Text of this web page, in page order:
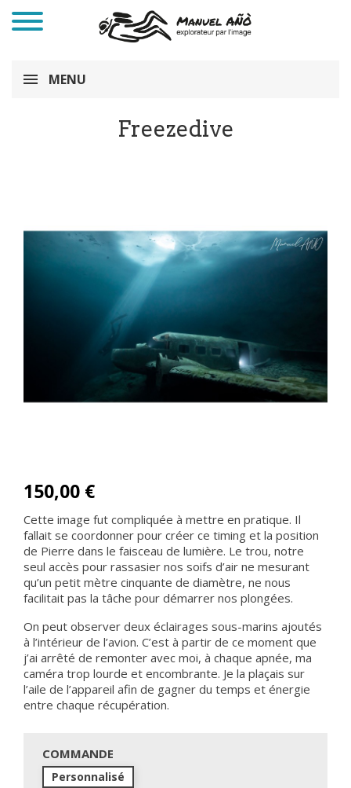
MENU
Freezedive
150,00 €
Cette image fut compliquée à mettre en pratique. Il
fallait se coordonner pour créer ce timing et la position
de Pierre dans le faisceau de lumière. Le trou, notre
seul accès pour rassasier nos soifs d’air ne mesurant
qu’un petit mètre cinquante de diamètre, ne nous
facilitait pas la tâche pour démarrer nos plongées.
On peut observer deux éclairages sous-marins ajoutés
à l’intérieur de l’avion. C’est à partir de ce moment que
j’ai arrêté de remonter avec moi, à chaque apnée, ma
caméra trop lourde et encombrante. Je la plaçais sur
l’aile de l’appareil afin de gagner du temps et énergie
entre chaque récupération.
COMMANDE
Personnalisé